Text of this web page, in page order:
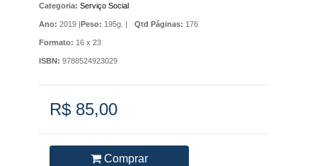
Categoria: Serviço Social
Ano: 2019 |Peso: 195g. | Qtd Páginas: 176
Formato: 16 x 23
ISBN: 9788524923029
R$ 85,00
Comprar